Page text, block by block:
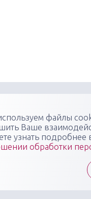
практических
конгрессов, форумов,
мастер-классов в
повышающих
Сити Групп" всегда
файлы
Ваше
узнать подробнее
обработки